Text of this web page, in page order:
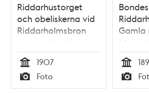
Riddarhustorget
och obeliskerna vid
Riddarholmsbron
som rest med
anledning av Kung
Oscar II:s
begravning
Tid
1907
Typ
Foto
Gamla
Tid
Typ